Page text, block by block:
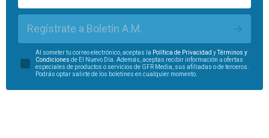
Regístrate a Boletín A.M.
Al someter tu correo electrónico, aceptas la Política de Privacidad yTérminos y
Condiciones de El Nuevo Día. Además, aceptas recibir información u ofertas
especiales de productos o servicios de GFR Media, sus afiliadas o de terceros.
Podrás optar salirte de los boletines en cualquier momento.